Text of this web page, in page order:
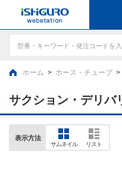
ホーム > ホース・チューブ >
サクション・デリバ
表示方法
サムネイル リスト